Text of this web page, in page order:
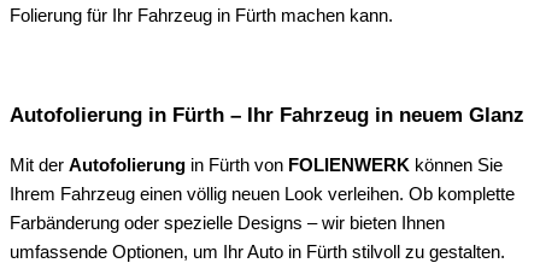
Folierung für Ihr Fahrzeug in Fürth machen kann.
Autofolierung in Fürth – Ihr Fahrzeug in neuem Glanz
Mit der Autofolierung in Fürth von FOLIENWERK können Sie
Ihrem Fahrzeug einen völlig neuen Look verleihen. Ob komplette
Farbänderung oder spezielle Designs – wir bieten Ihnen
umfassende Optionen, um Ihr Auto in Fürth stilvoll zu gestalten.